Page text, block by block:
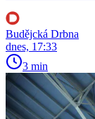
Budějcká Drbna
dnes, 17:33
3 min